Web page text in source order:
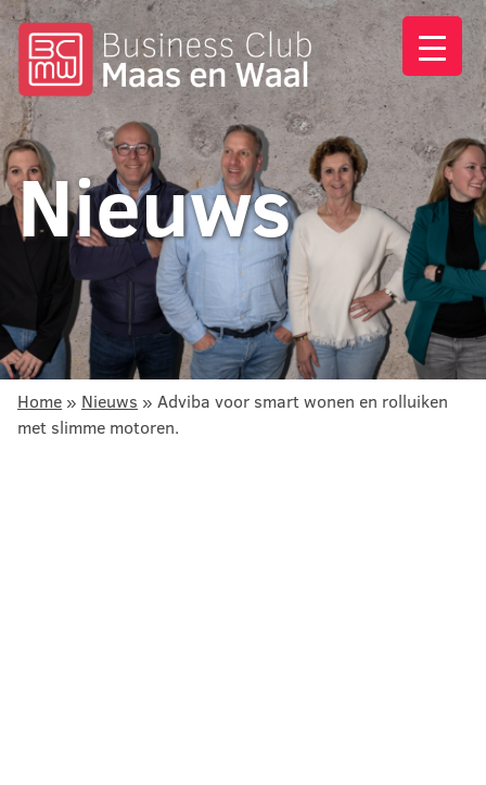
Nieuws
Home » Nieuws » Adviba voor smart wonen en rolluiken
met slimme motoren.